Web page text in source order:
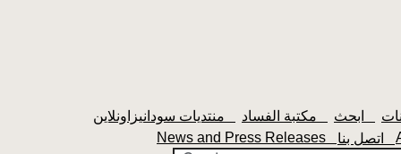
News and Press Releases